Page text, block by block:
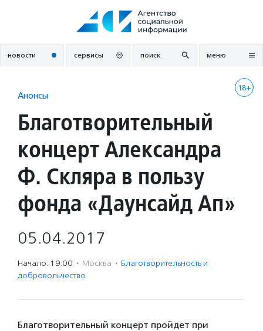
новости сервисы поиск меню
18+
Анонсы
Благотворительный
концерт Александра
Ф. Скляра в пользу
фонда «Даунсайд Ап»
05.04.2017
Начало: 19:00 · Москва · Благотвори­тель­ность и
доброволь­чест­во
Благотворительный концерт пройдет при